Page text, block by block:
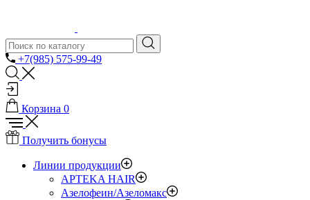
+7(985) 575-99-49
Корзина 0
Получить бонусы
Линии продукции
APTEKA HAIR
Азелофеин/Aзеломакс